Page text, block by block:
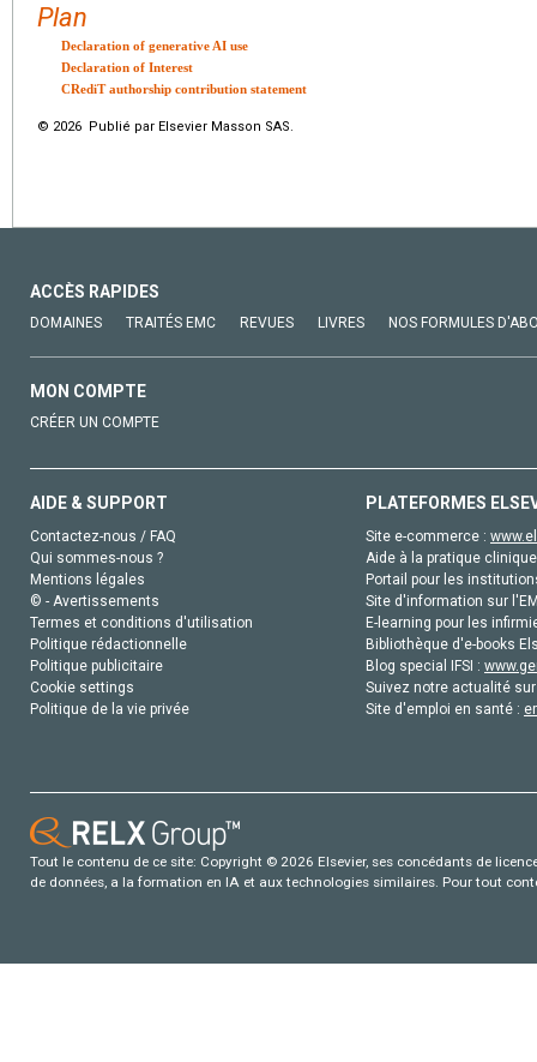
Plan
Declaration of generative AI use
Declaration of Interest
CRediT authorship contribution statement
© 2026 Publié par Elsevier Masson SAS.
ACCÈS RAPIDES
DOMAINES TRAITÉS EMC REVUES LIVRES NOS FORMULES
MON COMPTE
CRÉER UN COMPTE
AIDE & SUPPORT
Contactez-nous / FAQ
Qui sommes-nous ?
Mentions légales
© - Avertissements
Termes et conditions d'utilisation
Politique rédactionnelle
Politique publicitaire
Cookie settings
Politique de la vie privée
PLATEFORMES
Site e-commerce :
Aide à la pratique
Portail pour les
Site d'information sur
E-learning pour les
Bibliothèque d'e-books
Blog special IFSI :
Suivez notre actualité
Site d'emploi en santé :
Tout le contenu de ce site: Copyright © 2026 Elsevier, ses concédants de
de données, a la formation en IA et aux technologies similaires. Pour tout